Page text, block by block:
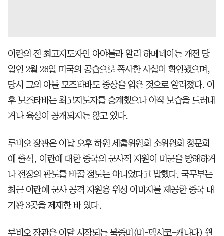
이란의 전 최고지도자인 아야톨라 알리 하메네이는 개전 당
일인 2월 28일 미국의 공습으로 폭사한 사실이 확인됐으며,
당시 그의 아들 모즈타바도 중상을 입은 것으로 알려졌다. 이
후 모즈타바는 최고지도자를 승계했으나 아직 모습을 드러내
거나 육성이 공개되지는 않고 있다.
루비오 장관은 이날 오후 하원 세출위원회 소위원회 청문회
에 출석, 이란에 대한 중국의 군사적 지원이 미군을 방해하거
나 전장의 판도를 바꿀 정도는 아니었다고 말했다. 국무부는
최근 이란에 군사 공격 지원용 위성 이미지를 제공한 중국 내
기관 3곳을 제재한 바 있다.
루비오 장관은 이달 시작되는 북중미(미-멕시코-캐나다) 월